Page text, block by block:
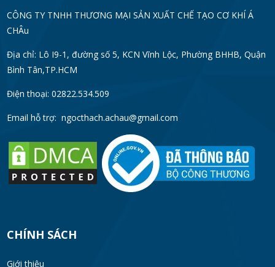
CÔNG TY TNHH THƯƠNG MẠI SẢN XUẤT CHẾ TẠO CƠ KHÍ Á
CHÂu
Địa chỉ: Lô I9-1, đường số 5, KCN Vĩnh Lộc, Phường BHHB, Quận
Bình Tân,TP.HCM
Điện thoại: 02822.534.509
Email hỗ trợ: ngocthach.achau@gmail.com
CHÍNH SÁCH
Giới thiệu